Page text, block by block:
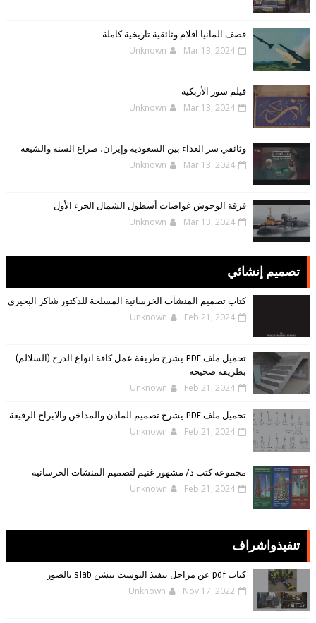
قصف المانيا افلام وثائقية تاريخية كاملة
Unknown Mar 13, 2024
فيلم سور الأزبكية
Unknown Mar 13, 2024
وثائقي سر العداء بين السعودية وإيران، صراع السنة والشيعة
Unknown Mar 13, 2024
فرقة الوحوش غواصات أسطول الشمال الجزء الأول
Unknown Mar 13, 2024
تصميم إنشائي
كتاب تصميم المنشآت الخرسانية المسلحة للدكتور شاكر البحيري
Unknown Feb 21, 2024
تحميل ملف PDF يشرح طريقة عمل كافة انواع الدرج (السلالم)
بطريقة صحيحة
Unknown Feb 21, 2024
تحميل ملف PDF يشرح تصميم الماذن والمداخن والابراج الرفيعة
Unknown Feb 21, 2024
مجموعة كتب د/ مشهور غنيم لتصميم المنشات الخرسانية
Unknown Feb 21, 2024
تنفيذواشراف
كتاب pdf عن مراحل تنفيذ البوست تنشن slab بالصور
Unknown Nov 17, 2022